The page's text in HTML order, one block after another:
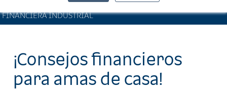
FINANCIERA INDUSTRIAL
¡Consejos financieros
para amas de casa!